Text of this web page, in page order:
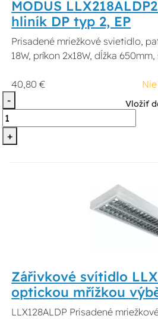
MODUS
hliník DP typ 2, EP
Prisadené mriežkové svietidlo,
18W, príkon 2x18W, dĺžka
40,80 €
-
+
Vložiť
Zářivkové svítidlo
optickou mřížkou
LLX128ALDP Prisadené